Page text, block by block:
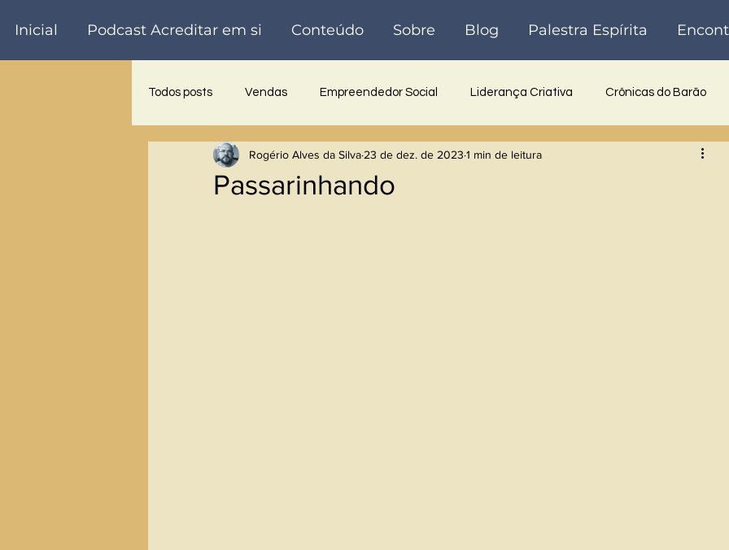
Inicial Podcast Acreditar em si Conteúdo Sobre Blog Palestra Espírita
Todos posts Vendas Empreendedor Social Liderança Criativa Crônicas do Barão
Trabalho voluntário Palestra Inovadora Reflexões Poesia História
Passarinhando
Rogério Alves da Silva 23 de dez. de 2023 1 min de leitura